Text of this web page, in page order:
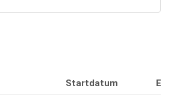
Startdatum